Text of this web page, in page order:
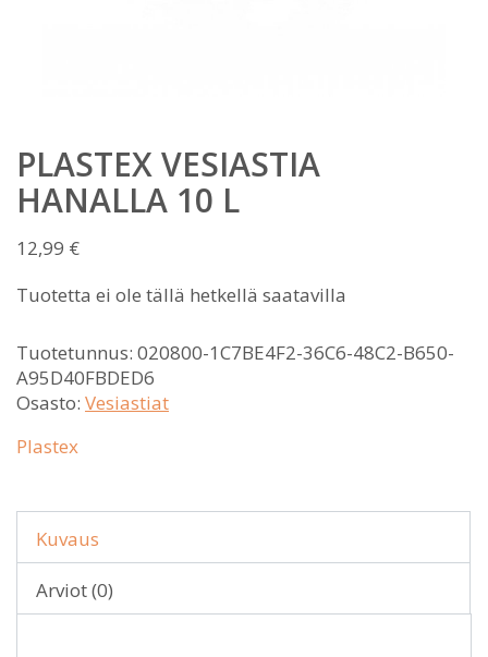
PLASTEX VESIASTIA
HANALLA 10 L
12,99 €
Tuotetta ei ole tällä hetkellä saatavilla
Tuotetunnus: 020800-1C7BE4F2-36C6-48C2-B650-
A95D40FBDED6
Osasto: Vesiastiat
Plastex
Kuvaus
Arviot (0)